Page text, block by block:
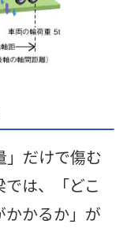
」だけで傷む
は、「どこ
かかるか」が